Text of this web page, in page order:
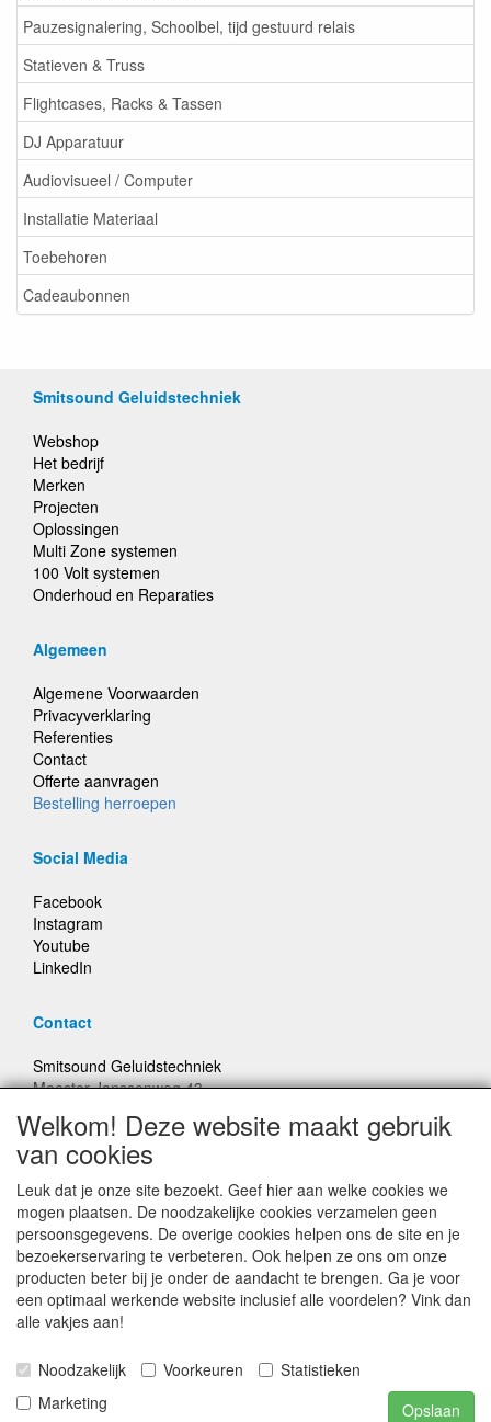
Pauzesignalering, Schoolbel, tijd gestuurd relais
Statieven & Truss
Flightcases, Racks & Tassen
DJ Apparatuur
Audiovisueel / Computer
Installatie Materiaal
Toebehoren
Cadeaubonnen
Smitsound Geluidstechniek
Webshop
Het bedrijf
Merken
Projecten
Oplossingen
Multi Zone systemen
100 Volt systemen
Onderhoud en Reparaties
Algemeen
Algemene Voorwaarden
Privacyverklaring
Referenties
Contact
Offerte aanvragen
Bestelling herroepen
Social Media
Facebook
Instagram
Youtube
LinkedIn
Contact
Smitsound Geluidstechniek
Meester Janssenweg 43
E-mail: info@smitsound.nl
Telefoon: +31-(0)6-22256322
Bestellingen binnen Nederland, ongeacht gewicht, verstuurd
voor € 6,95
Prijzen inclusief 21% BTW, tenzij anders vermeldt
© Smitsound Geluidstechniek 2024, alle rechten
Welkom! Deze website maakt gebruik
van cookies
Leuk dat je onze site bezoekt. Geef hier aan welke cookies we
mogen plaatsen. De noodzakelijke cookies verzamelen geen
persoonsgegevens. De overige cookies helpen ons de site en je
bezoekerservaring te verbeteren. Ook helpen ze ons om onze
producten beter bij je onder de aandacht te brengen. Ga je voor
een optimaal werkende website inclusief alle voordelen? Vink dan
alle vakjes aan!
Noodzakelijk Voorkeuren
Statistieken
Marketing
Opslaan